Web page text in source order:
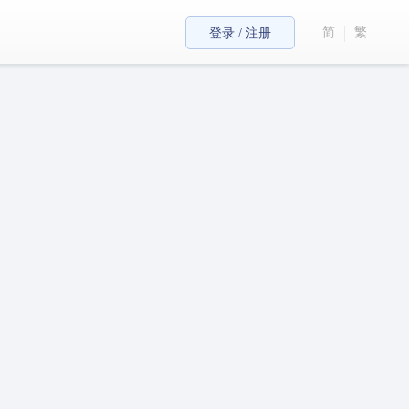
登录 / 注册 简 繁